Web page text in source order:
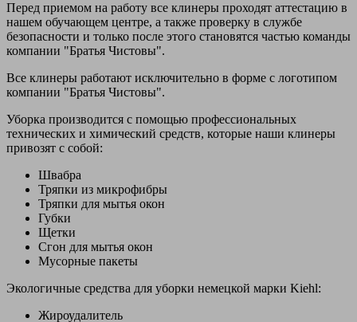
Перед приемом на работу все клинеры проходят аттестацию в
нашем обучающем центре, а также проверку в службе
безопасности и только после этого становятся частью команды
компании "Братья Чистовы".
Все клинеры работают исключительно в форме с логотипом
компании "Братья Чистовы".
Уборка производится с помощью профессиональных
технических и химический средств, которые наши клинеры
привозят с собой:
Швабра
Тряпки из микрофибры
Тряпки для мытья окон
Губки
Щетки
Сгон для мытья окон
Мусорные пакеты
Экологичные средства для уборки немецкой марки Kiehl:
Жироудалитель